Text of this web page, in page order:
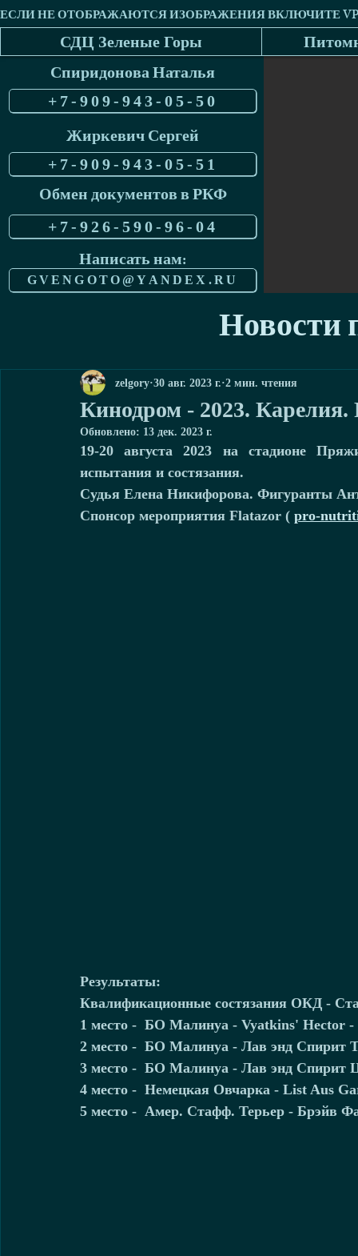
СДЦ Зеленые Горы
Спиридонова Наталья
+7-909-943-05-50
Жиркевич Сергей
+7-909-943-05-51
Обмен документов в РКФ
+7-926-590-96-04
Написать нам:
GVENGOTO@YANDEX.RU
Новости
Кинодром - 2023. Карелия.
zelgory 30 авг. 2023 г. 2 мин. чтения
Обновлено: 13 дек. 2023 г.
19-20 августа 2023 на стадионе
испытания и состязания.
Судья Елена Никифорова. Фигуранты
Спонсор мероприятия Flatazor ( pro-
Результаты:
Квалификационные состязания ОКД -
1 место -  БО Малинуа - Vyatkins' Hector
2 место -  БО Малинуа - Лав энд Спирит
3 место -  БО Малинуа - Лав энд Спирит
4 место -  Немецкая Овчарка - List Aus
5 место -  Амер. Стафф. Терьер - Брэйв